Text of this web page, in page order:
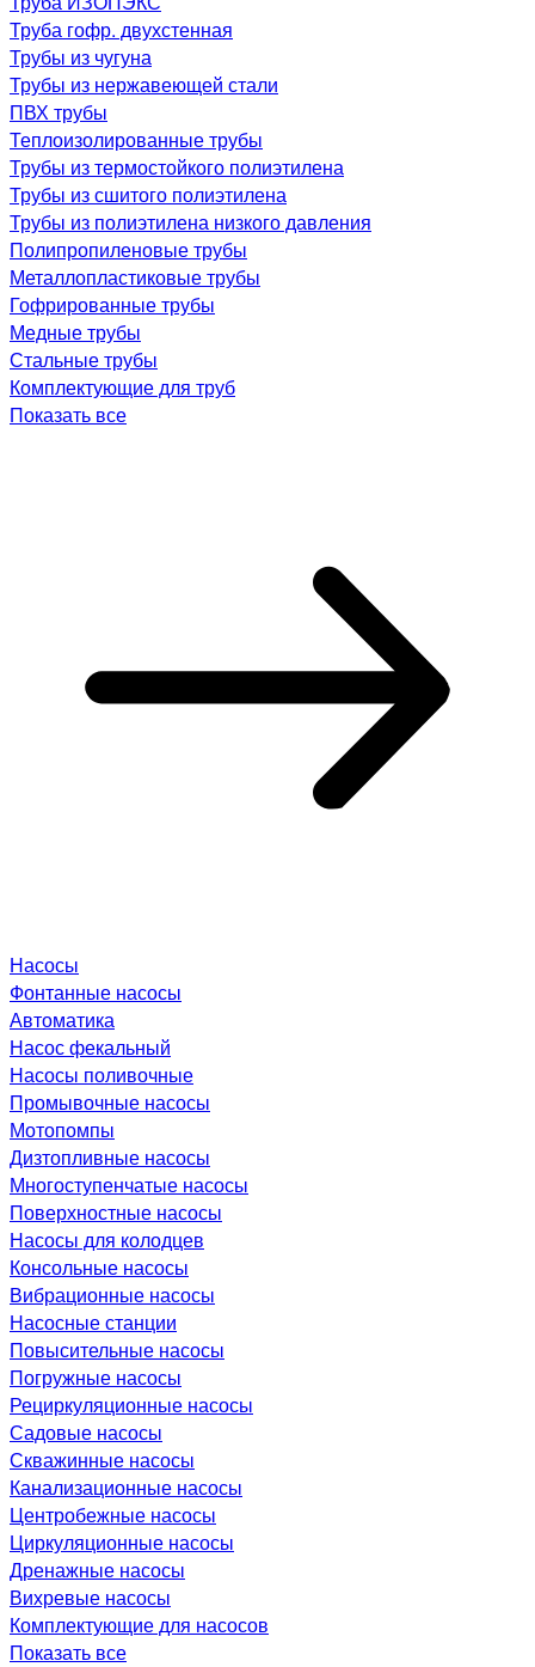
Труба гофр. двухстенная
Трубы из чугуна
Трубы из нержавеющей стали
ПВХ трубы
Теплоизолированные трубы
Трубы из термостойкого полиэтилена
Трубы из сшитого полиэтилена
Трубы из полиэтилена низкого давления
Полипропиленовые трубы
Металлопластиковые трубы
Гофрированные трубы
Медные трубы
Стальные трубы
Комплектующие для труб
Показать все
Насосы
Фонтанные насосы
Автоматика
Насос фекальный
Насосы поливочные
Промывочные насосы
Мотопомпы
Дизтопливные насосы
Многоступенчатые насосы
Поверхностные насосы
Насосы для колодцев
Консольные насосы
Вибрационные насосы
Насосные станции
Повысительные насосы
Погружные насосы
Рециркуляционные насосы
Садовые насосы
Скважинные насосы
Канализационные насосы
Центробежные насосы
Циркуляционные насосы
Дренажные насосы
Вихревые насосы
Комплектующие для насосов
Показать все